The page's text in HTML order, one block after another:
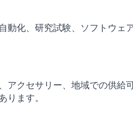
化、研究試験、ソフトウェ
クセサリー、地域での供給
ります。